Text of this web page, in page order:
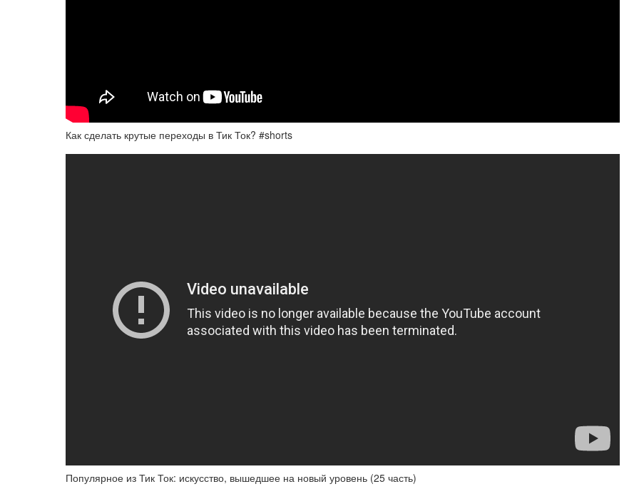
Как сделать крутые переходы в Тик Ток? #shorts
Популярное из Тик Ток: искусство, вышедшее на новый уровень (25 часть)